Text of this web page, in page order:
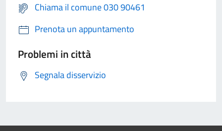
Chiama il comune 030 90461
Prenota un appuntamento
Problemi in città
Segnala disservizio